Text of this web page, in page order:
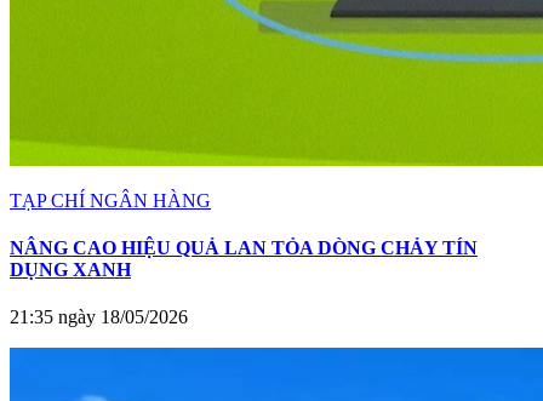
TẠP CHÍ NGÂN HÀNG
NÂNG CAO HIỆU QUẢ LAN TỎA DÒNG CHẢY TÍN
DỤNG XANH
21:35 ngày 18/05/2026